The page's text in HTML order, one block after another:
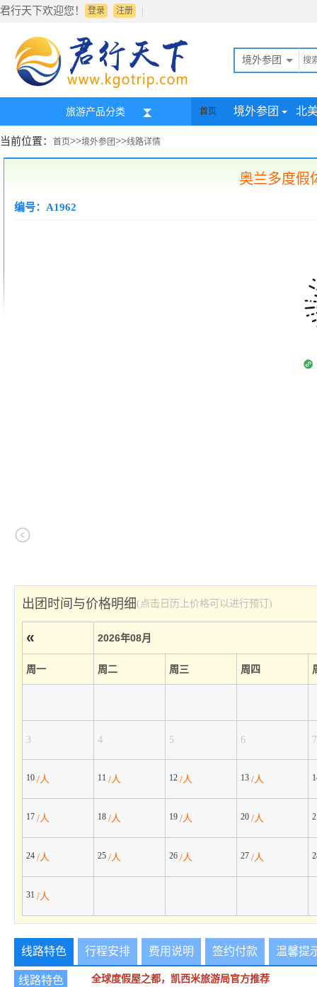
君行天下欢迎您！ 登录 |
注册
境外参团
旅游产品分类 首页 境外参团 北
当前位置： 首页>>境外参团>>线路详情
奥兰多度假
编号：A1962
出团时间与价格明细(点击日历上价格可以进行预订)
« 2026年08月
周一 周二 周三 周四
3 4 5 6 7
10 /人 11 /人 12 /人 13 /人
17 /人 18 /人 19 /人 20 /人
24 /人 25 /人 26 /人 27 /人
31 /人
线路特色 行程安排 费用说明 签约付款 温馨提
线路特色
全球度假屋之都，凯西米旅游局官方推荐